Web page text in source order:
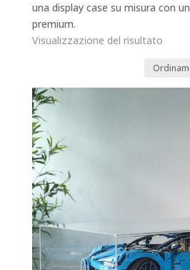
una display case su misura con
premium.
Visualizzazione del risultato